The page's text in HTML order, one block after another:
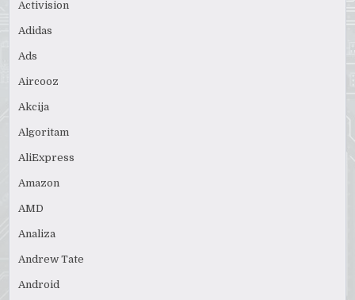
Activision
Adidas
Ads
Aircooz
Akcija
Algoritam
AliExpress
Amazon
AMD
Analiza
Andrew Tate
Android